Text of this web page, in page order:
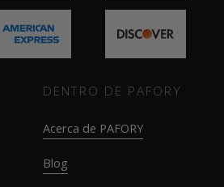
DENTRO DE PAFORY
Acerca de PAFORY
Blog